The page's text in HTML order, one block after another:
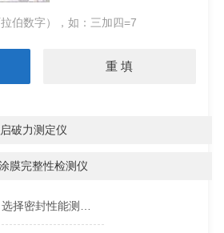
伯数字），如：三加四=7
破力测定仪
膜完整性检测仪
关文章 选择密封性能测试仪要考虑哪些因素